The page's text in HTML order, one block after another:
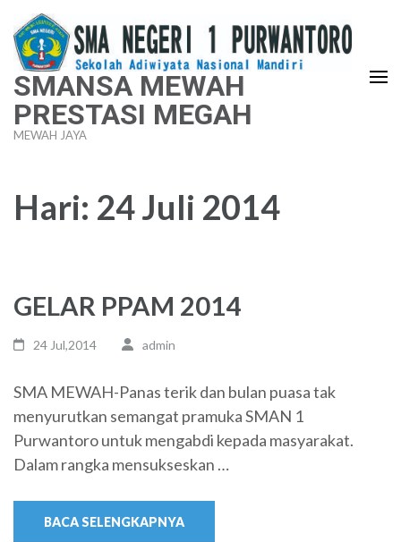
Lompat
ke
konten
(Tekan
Enter)
SMANSA MEWAH
PRESTASI MEGAH
MEWAH JAYA
Hari: 24 Juli 2014
GELAR PPAM 2014
24 Jul,2014 admin
SMA MEWAH-Panas terik dan bulan puasa tak
menyurutkan semangat pramuka SMAN 1
Purwantoro untuk mengabdi kepada masyarakat.
Dalam rangka mensukseskan …
BACA SELENGKAPNYA